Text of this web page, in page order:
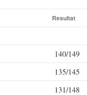
Resultat
140/149
135/145
131/148